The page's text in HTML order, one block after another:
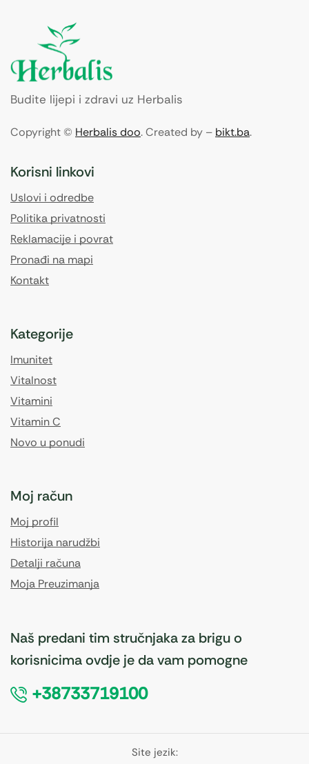
Budite lijepi i zdravi uz Herbalis
Copyright © Herbalis doo. Created by – bikt.ba.
Korisni linkovi
Uslovi i odredbe
Politika privatnosti
Reklamacije i povrat
Pronađi na mapi
Kontakt
Kategorije
Imunitet
Vitalnost
Vitamini
Vitamin C
Novo u ponudi
Moj račun
Moj profil
Historija narudžbi
Detalji računa
Moja Preuzimanja
Naš predani tim stručnjaka za brigu o
korisnicima ovdje je da vam pomogne
+38733719100
Site jezik: